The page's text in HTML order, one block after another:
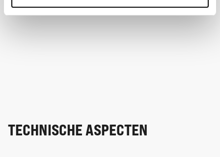
TECHNISCHE ASPECTEN